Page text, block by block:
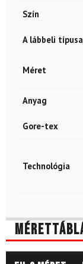
Szín
A lábbeli típusa
Méret
Anyag
Gore-tex
Technológia